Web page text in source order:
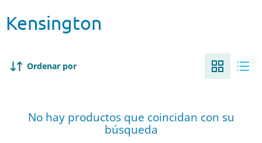
Kensington
Ordenar por
No hay productos que coincidan con su
búsqueda